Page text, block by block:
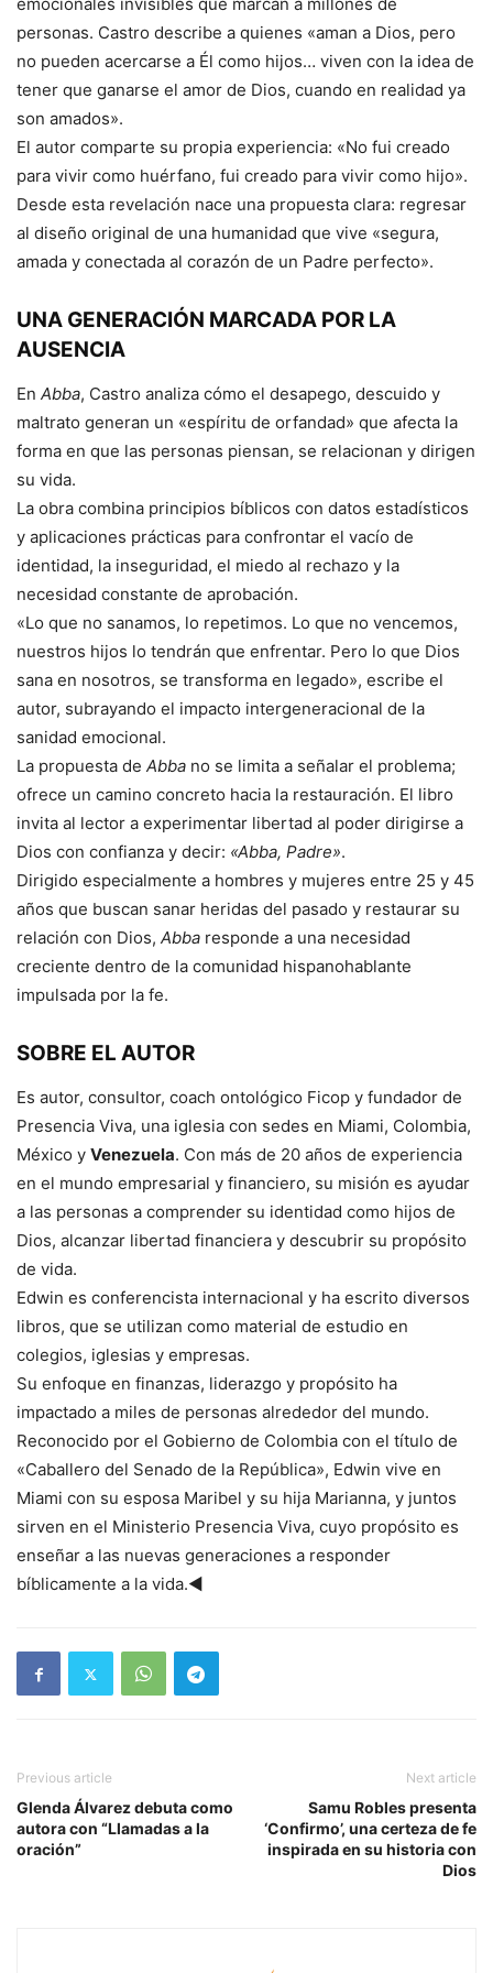
personas. Castro describe a quienes «aman a Dios, pero
no pueden acercarse a Él como hijos… viven con la idea de
tener que ganarse el amor de Dios, cuando en realidad ya
son amados».
El autor comparte su propia experiencia: «No fui creado
para vivir como huérfano, fui creado para vivir como hijo».
Desde esta revelación nace una propuesta clara: regresar
al diseño original de una humanidad que vive «segura,
amada y conectada al corazón de un Padre perfecto».
UNA GENERACIÓN MARCADA POR LA
AUSENCIA
En Abba, Castro analiza cómo el desapego, descuido y
maltrato generan un «espíritu de orfandad» que afecta la
forma en que las personas piensan, se relacionan y dirigen
su vida.
La obra combina principios bíblicos con datos estadísticos
y aplicaciones prácticas para confrontar el vacío de
identidad, la inseguridad, el miedo al rechazo y la
necesidad constante de aprobación.
«Lo que no sanamos, lo repetimos. Lo que no vencemos,
nuestros hijos lo tendrán que enfrentar. Pero lo que Dios
sana en nosotros, se transforma en legado», escribe el
autor, subrayando el impacto intergeneracional de la
sanidad emocional.
La propuesta de Abba no se limita a señalar el problema;
ofrece un camino concreto hacia la restauración. El libro
invita al lector a experimentar libertad al poder dirigirse a
Dios con confianza y decir: «Abba, Padre».
Dirigido especialmente a hombres y mujeres entre 25 y 45
años que buscan sanar heridas del pasado y restaurar su
relación con Dios, Abba responde a una necesidad
creciente dentro de la comunidad hispanohablante
impulsada por la fe.
SOBRE EL AUTOR
Es autor, consultor, coach ontológico Ficop y fundador de
Presencia Viva, una iglesia con sedes en Miami, Colombia,
México y Venezuela. Con más de 20 años de experiencia
en el mundo empresarial y financiero, su misión es ayudar
a las personas a comprender su identidad como hijos de
Dios, alcanzar libertad financiera y descubrir su propósito
de vida.
Edwin es conferencista internacional y ha escrito diversos
libros, que se utilizan como material de estudio en
colegios, iglesias y empresas.
Su enfoque en finanzas, liderazgo y propósito ha
impactado a miles de personas alrededor del mundo.
Reconocido por el Gobierno de Colombia con el título de
«Caballero del Senado de la República», Edwin vive en
Miami con su esposa Maribel y su hija Marianna, y juntos
sirven en el Ministerio Presencia Viva, cuyo propósito es
enseñar a las nuevas generaciones a responder
bíblicamente a la vida.◄
Previous article
Glenda Álvarez debuta como
autora con “Llamadas a la
oración”
Next article
Samu Robles presenta
‘Confirmo’, una certeza de fe
inspirada en su historia con
Dios